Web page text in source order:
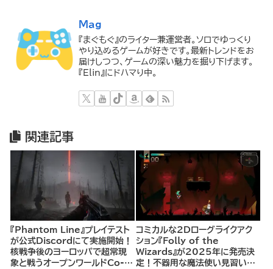
Mag
『まぐもぐ』のライター兼運営者。ソロでゆっくり
やり込めるゲームが好きです。最新トレンドをお
届けしつつ、ゲームの深い魅力を掘り下げます。
『Elin』にドハマり中。
関連記事
『Phantom Line』プレイテスト
が公式Discordにて実施開始！
核戦争後のヨーロッパで超常現
象と戦うオープンワールドCo-
コミカルな2Dローグライクアク
ション『Folly of the
Wizards』が2025年に発売決
定！不器用な魔法使い見習いと